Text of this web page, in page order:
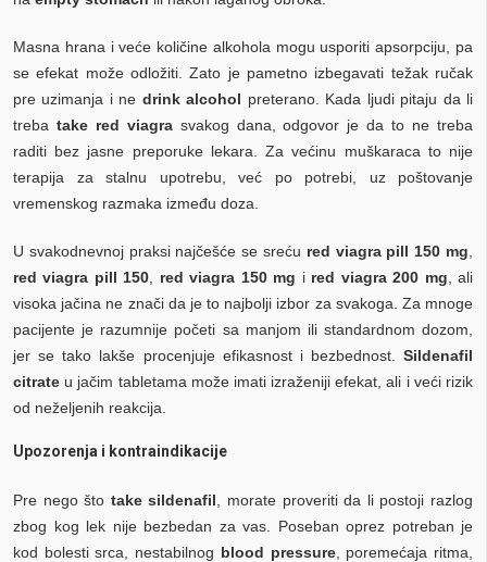
Masna hrana i veće količine alkohola mogu usporiti apsorpciju, pa
se efekat može odložiti. Zato je pametno izbegavati težak ručak
pre uzimanja i ne drink alcohol preterano. Kada ljudi pitaju da li
treba take red viagrasvakog dana, odgovor je da to ne treba
raditi bez jasne preporuke lekara. Za većinu muškaraca to nije
terapija za stalnu upotrebu, već po potrebi, uz poštovanje
vremenskog razmaka između doza.
U svakodnevnoj praksi najčešće se sreću red viagra pill 150 mg
red viagra pill 150
red viagra 150 mg i red viagra 200 mg , ali
visoka jačina ne znači da je to najbolji izbor za svakoga. Za mnoge
pacijente je razumnije početi sa manjom ili standardnom dozom,
jer se tako lakše procenjuje efikasnost i bezbednost. Sildenafil
citrate u jačim tabletama može imati izraženiji efekat, ali i veći rizik
od neželjenih reakcija.
Upozorenja i kontraindikacije
Pre nego što take sildenafil , morate proveriti da li postoji razlog
zbog kog lek nije bezbedan za vas. Poseban oprez potreban je
kod bolesti srca, nestabilnog blood pressure, poremećaja ritma,